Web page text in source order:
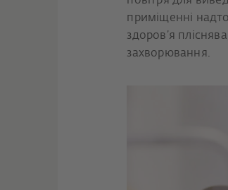
приміщенні
здоров’я
захворювання.